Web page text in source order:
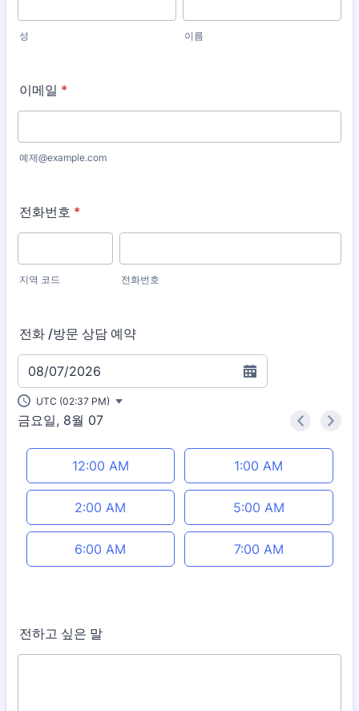
성 이름
이메일 *
예제@example.com
전화번호 *
지역 코드 전화번호
전화 /방문 상담 예약
08/07/2026
금요일, 8월 07 < >
Appointment time
12:00 AM 1:00 AM
2:00 AM 5:00 AM
6:00 AM 7:00 AM
UTC (02:37 PM)
전하고 싶은 말